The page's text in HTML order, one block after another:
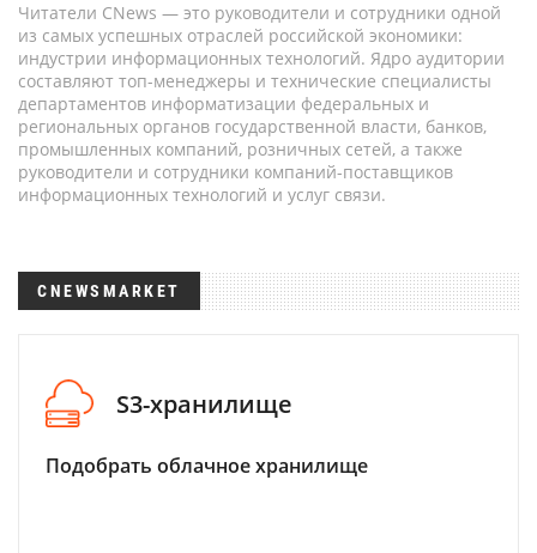
Читатели CNews — это руководители и сотрудники одной
из самых успешных отраслей российской экономики:
индустрии информационных технологий. Ядро аудитории
составляют топ-менеджеры и технические специалисты
департаментов информатизации федеральных и
региональных органов государственной власти, банков,
промышленных компаний, розничных сетей, а также
руководители и сотрудники компаний-поставщиков
информационных технологий и услуг связи.
CNEWSMARKET
S3-хранилище
Подобрать облачное хранилище